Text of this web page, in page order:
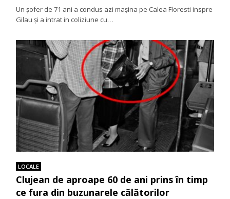
Un șofer de 71 ani a condus azi mașina pe Calea Floresti inspre
Gilau și a intrat in coliziune cu…
LOCALE
Clujean de aproape 60 de ani prins în timp
ce fura din buzunarele călătorilor